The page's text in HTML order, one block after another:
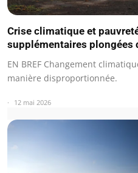
Crise climatique et
supplémentaires plongées
EN BREF Changement
manière disproportionnée.
12 mai 2026